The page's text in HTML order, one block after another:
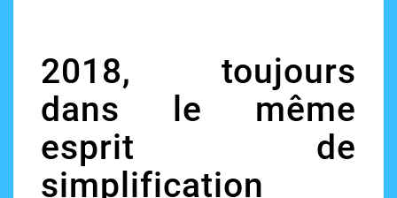
2018, toujours
dans le même
esprit de
simplification